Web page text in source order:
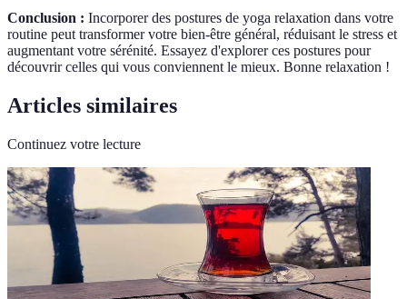
Conclusion : Incorporer des postures de yoga relaxation dans votre
routine peut transformer votre bien-être général, réduisant le stress et
augmentant votre sérénité. Essayez d'explorer ces postures pour
découvrir celles qui vous conviennent le mieux. Bonne relaxation !
Articles similaires
Continuez votre lecture